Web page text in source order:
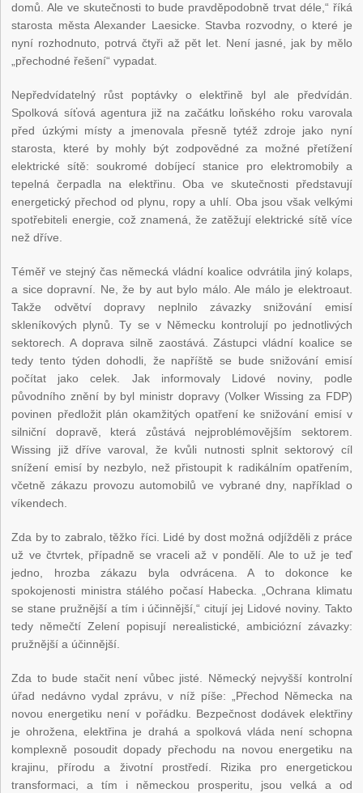
domů. Ale ve skutečnosti to bude pravděpodobně trvat déle,“ říká
starosta města Alexander Laesicke. Stavba rozvodny, o které je
nyní rozhodnuto, potrvá čtyři až pět let. Není jasné, jak by mělo
„přechodné řešení“ vypadat.
Nepředvídatelný růst poptávky o elektřině byl ale předvídán.
Spolková síťová agentura již na začátku loňského roku varovala
před úzkými místy a jmenovala přesně tytéž zdroje jako nyní
starosta, které by mohly být zodpovědné za možné přetížení
elektrické sítě: soukromé dobíjecí stanice pro elektromobily a
tepelná čerpadla na elektřinu. Oba ve skutečnosti představují
energetický přechod od plynu, ropy a uhlí. Oba jsou však velkými
spotřebiteli energie, což znamená, že zatěžují elektrické sítě více
než dříve.
Téměř ve stejný čas německá vládní koalice odvrátila jiný kolaps,
a sice dopravní. Ne, že by aut bylo málo. Ale málo je elektroaut.
Takže odvětví dopravy neplnilo závazky snižování emisí
skleníkových plynů. Ty se v Německu kontrolují po jednotlivých
sektorech. A doprava silně zaostává. Zástupci vládní koalice se
tedy tento týden dohodli, že napříště se bude snižování emisí
počítat jako celek. Jak informovaly Lidové noviny, podle
původního znění by byl ministr dopravy (Volker Wissing za FDP)
povinen předložit plán okamžitých opatření ke snižování emisí v
silniční dopravě, která zůstává nejproblémovějším sektorem.
Wissing již dříve varoval, že kvůli nutnosti splnit sektorový cíl
snížení emisí by nezbylo, než přistoupit k radikálním opatřením,
včetně zákazu provozu automobilů ve vybrané dny, například o
víkendech.
Zda by to zabralo, těžko říci. Lidé by dost možná odjížděli z práce
už ve čtvrtek, případně se vraceli až v pondělí. Ale to už je teď
jedno, hrozba zákazu byla odvrácena. A to dokonce ke
spokojenosti ministra stálého počasí Habecka. „Ochrana klimatu
se stane pružnější a tím i účinnější,“ citují jej Lidové noviny. Takto
tedy němečtí Zelení popisují nerealistické, ambiciózní závazky:
pružnější a účinnější.
Zda to bude stačit není vůbec jisté. Německý nejvyšší kontrolní
úřad nedávno vydal zprávu, v níž píše: „Přechod Německa na
novou energetiku není v pořádku. Bezpečnost dodávek elektřiny
je ohrožena, elektřina je drahá a spolková vláda není schopna
komplexně posoudit dopady přechodu na novou energetiku na
krajinu, přírodu a životní prostředí. Rizika pro energetickou
transformaci, a tím i německou prosperitu, jsou velká a od